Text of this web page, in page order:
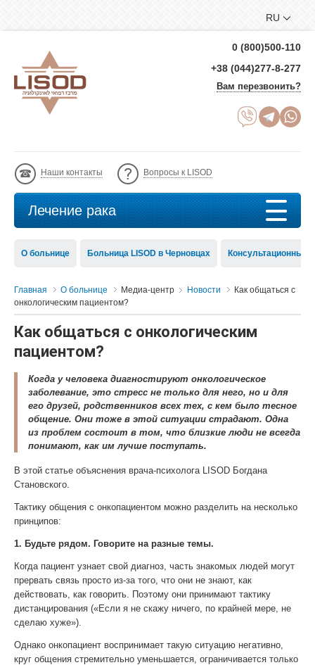
RU
0 (800)500-110
+38 (044)277-8-277
Вам перезвонить?
Наши контакты Вопросы к LISOD
Лечение рака
О больнице Больница LISOD в Черновцах Консультационный
Главная О больнице Медиа-центр Новости
Как общаться с
онкологическим пациентом?
Как общаться с онкологическим
пациентом?
Когда у человека диагностируют онкологическое
заболевание, это стресс не только для него, но и для
его друзей, родственников всех тех, с кем было тесное
общение. Они тоже в этой ситуации страдают. Одна
из проблем состоит в том, что близкие люди не всегда
понимают, как им лучше поступать.
В этой статье объяснения врача-психолога LISOD Богдана
Становского.
Тактику общения с онкопациентом можно разделить на несколько
принципов:
1. Будьте рядом. Говорите на разные темы.
Когда пациент узнает свой диагноз, часть знакомых людей могут
прервать связь просто из-за того, что они не знают, как
действовать, как говорить. Поэтому они принимают тактику
дистанцирования («Если я не скажу ничего, по крайней мере, не
сделаю хуже»).
Однако онкопациент воспринимает такую ситуацию негативно,
круг общения стремительно уменьшается, ограничивается только